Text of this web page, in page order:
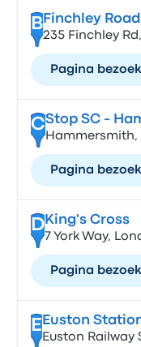
B Finchley Road
235 Finchley
Pagina
CStop SC -
Hammersmith,
Pagina
DKing's Cross
7 York Way,
Pagina
E Euston
Euston Railway